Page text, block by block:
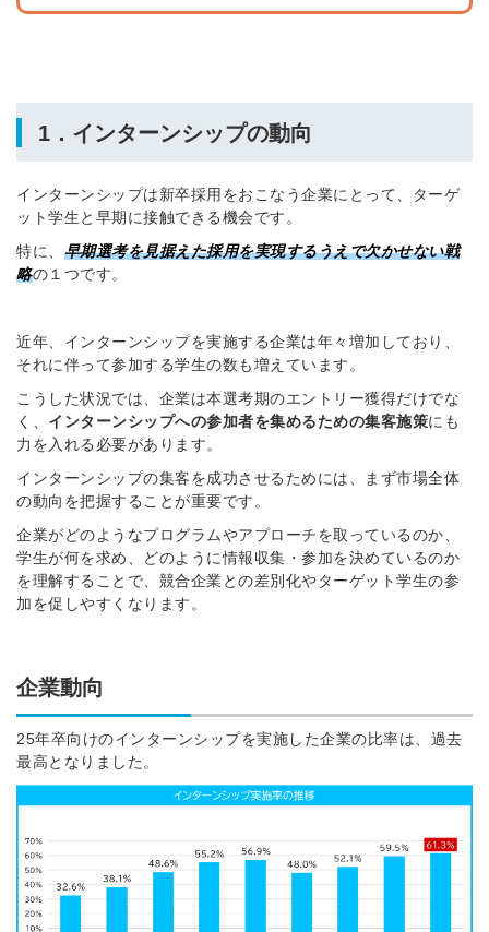
1．インターンシップの動向
インターンシップは新卒採用をおこなう企業にとって、ターゲ
ット学生と早期に接触できる機会です。
特に、 早期選考を見据えた採用を実現するうえで欠かせない戦
略の１つです。
近年、インターンシップを実施する企業は年々増加しており、
それに伴って参加する学生の数も増えています。
こうした状況では、企業は本選考期のエントリー獲得だけでな
く、 インターンシップへの参加者を集めるための集客施策にも
力を入れる必要があります。
インターンシップの集客を成功させるためには、まず市場全体
の動向を把握することが重要です。
企業がどのようなプログラムやアプローチを取っているのか、
学生が何を求め、どのように情報収集・参加を決めているのか
を理解することで、競合企業との差別化やターゲット学生の参
加を促しやすくなります。
企業動向
25年卒向けのインターンシップを実施した企業の比率は、過去
最高となりました。